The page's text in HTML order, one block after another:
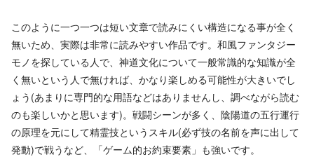
このように一つ一つは短い文章で読みにくい構造になる事が全く
無いため、実際は非常に読みやすい作品です。和風ファンタジー
モノを探している人で、神道文化について一般常識的な知識が全
く無いという人で無ければ、かなり楽しめる可能性が大きいでし
ょう(あまりに専門的な用語などはありませんし、調べながら読む
のも楽しいかと思います)。戦闘シーンが多く、陰陽道の五行運行
の原理を元にして精霊技というスキル(必ず技の名前を声に出して
発動)で戦うなど、「ゲーム的お約束要素」も強いです。